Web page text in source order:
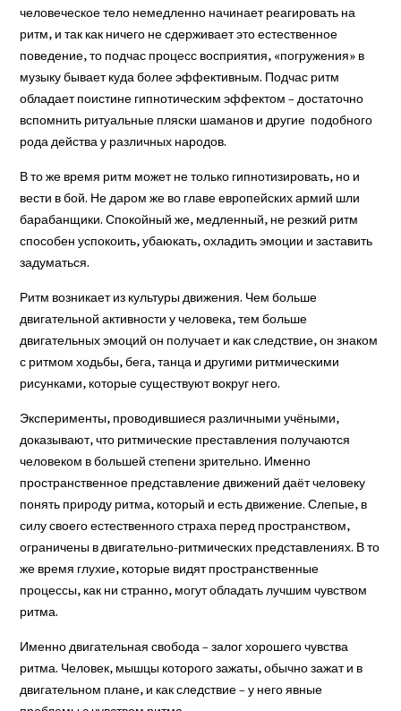
человеческое тело немедленно начинает реагировать на
ритм, и так как ничего не сдерживает это естественное
поведение, то подчас процесс восприятия, «погружения» в
музыку бывает куда более эффективным. Подчас ритм
обладает поистине гипнотическим эффектом – достаточно
вспомнить ритуальные пляски шаманов и другие подобного
рода действа у различных народов.
В то же время ритм может не только гипнотизировать, но и
вести в бой. Не даром же во главе европейских армий шли
барабанщики. Спокойный же, медленный, не резкий ритм
способен успокоить, убаюкать, охладить эмоции и заставить
задуматься.
Ритм возникает из культуры движения. Чем больше
двигательной активности у человека, тем больше
двигательных эмоций он получает и как следствие, он знаком
с ритмом ходьбы, бега, танца и другими ритмическими
рисунками, которые существуют вокруг него.
Эксперименты, проводившиеся различными учёными,
доказывают, что ритмические преставления получаются
человеком в большей степени зрительно. Именно
пространственное представление движений даёт человеку
понять природу ритма, который и есть движение. Слепые, в
силу своего естественного страха перед пространством,
ограничены в двигательно-ритмических представлениях. В то
же время глухие, которые видят пространственные
процессы, как ни странно, могут обладать лучшим чувством
ритма.
Именно двигательная свобода – залог хорошего чувства
ритма. Человек, мышцы которого зажаты, обычно зажат и в
двигательном плане, и как следствие – у него явные